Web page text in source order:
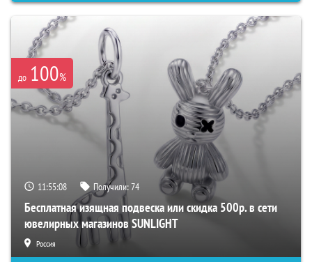
до 100%
11:55:07 Получили:74
Бесплатная изящная подвеска или скидка 500р. в сети
ювелирных магазинов SUNLIGHT
Россия